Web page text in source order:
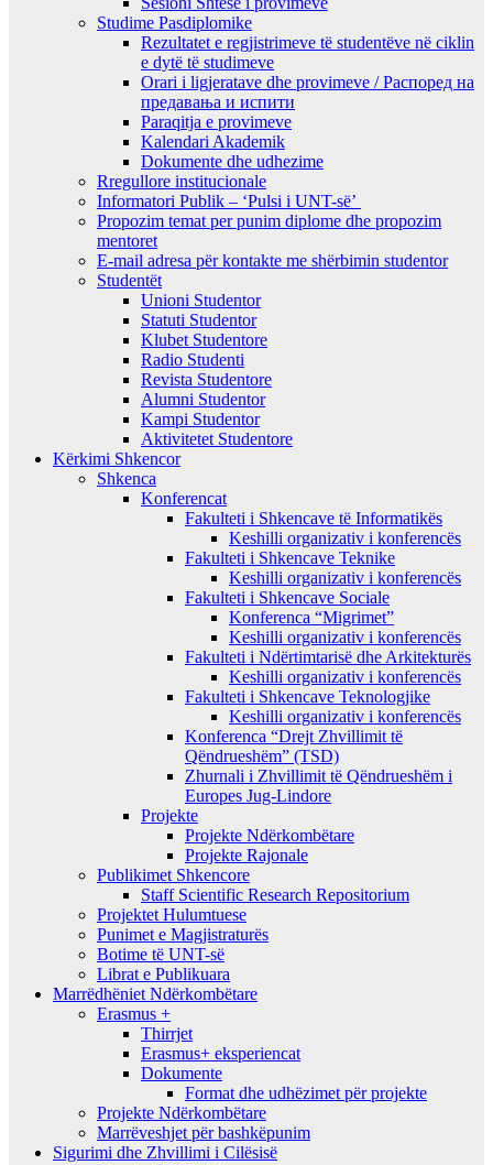
Studime Pasdiplomike
Rezultatet e regjistrimeve të studentëve në ciklin
e dytë të studimeve
Orari i ligjeratave dhe provimeve / Распоред на
предавањa и испити
Paraqitja e provimeve
Kalendari Akademik
Dokumente dhe udhezime
Rregullore institucionale
Informatori Publik – ‘Pulsi i UNT-së’
Propozim temat per punim diplome dhe propozim
mentoret
E-mail adresa për kontakte me shërbimin studentor
Studentët
Unioni Studentor
Statuti Studentor
Klubet Studentore
Radio Studenti
Revista Studentore
Alumni Studentor
Kampi Studentor
Aktivitetet Studentore
Kërkimi Shkencor
Shkenca
Konferencat
Fakulteti i Shkencave të Informatikës
Keshilli organizativ i konferencës
Fakulteti i Shkencave Teknike
Keshilli organizativ i konferencës
Fakulteti i Shkencave Sociale
Konferenca “Migrimet”
Keshilli organizativ i konferencës
Fakulteti i Ndërtimtarisë dhe Arkitekturës
Keshilli organizativ i konferencës
Fakulteti i Shkencave Teknologjike
Keshilli organizativ i konferencës
Konferenca “Drejt Zhvillimit të
Qëndrueshëm” (TSD)
Zhurnali i Zhvillimit të Qëndrueshëm i
Europes Jug-Lindore
Projekte
Projekte Ndërkombëtare
Projekte Rajonale
Publikimet Shkencore
Staff Scientific Research Repositorium
Projektet Hulumtuese
Punimet e Magjistraturës
Botime të UNT-së
Librat e Publikuara
Marrëdhëniet Ndërkombëtare
Erasmus +
Thirrjet
Erasmus+ eksperiencat
Dokumente
Format dhe udhëzimet për projekte
Projekte Ndërkombëtare
Marrëveshjet për bashkëpunim
Sigurimi dhe Zhvillimi i Cilësisë